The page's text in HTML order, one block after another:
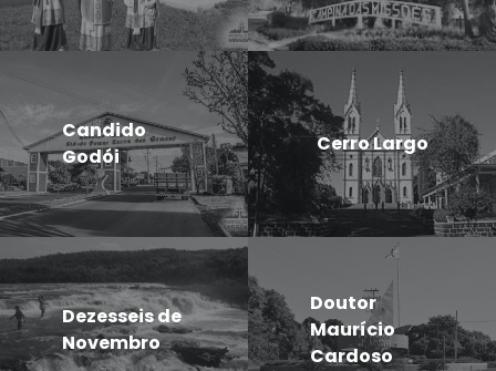
Candido
Godói
Cerro Largo
Dezesseis de
Novembro
Doutor
Maurício
Cardoso